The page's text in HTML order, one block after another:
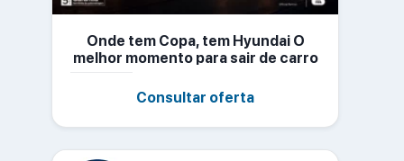
Onde tem Copa, tem Hyundai O
melhor momento para sair de carro
Consultar oferta